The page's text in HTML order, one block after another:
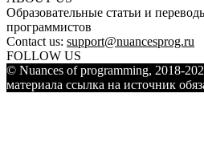
Образовательные статьи и
программистов
Contact us: support@nuancesprog.ru
FOLLOW US
© Nuances of programming, 2018-
материала ссылка на источник